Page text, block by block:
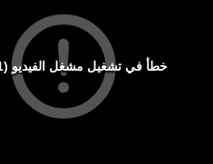
خطأ في تشغيل مشغل الفيديو (1) error